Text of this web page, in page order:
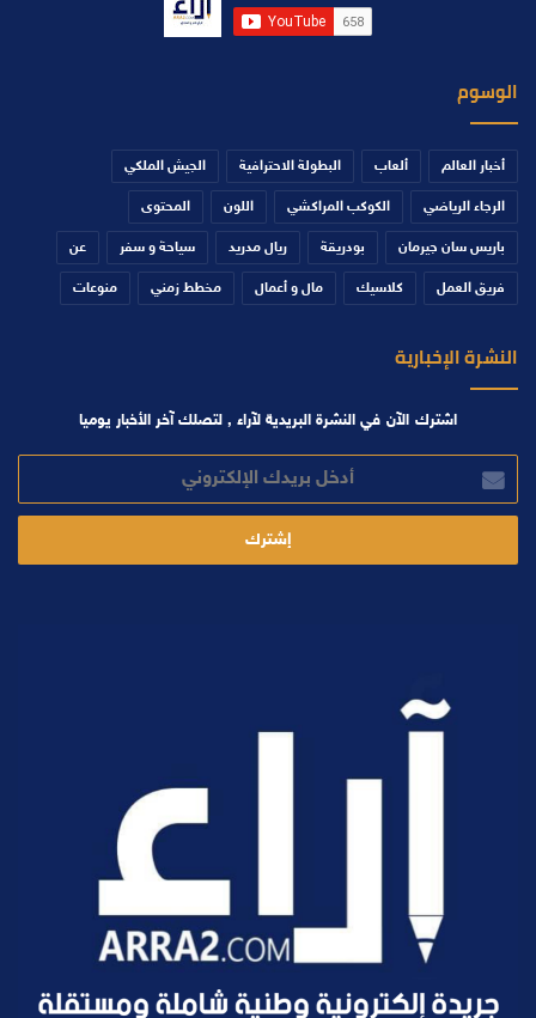
الوسوم
أخبار العالم ألعاب البطولة الاحترافية الجيش الملكي
الرجاء الرياضي الكوكب المراكشي اللون المحتوى
باريس سان جيرمان بودريقة ريال مدريد سياحة و سفر عن
فريق العمل كلاسيك مال و أعمال مخطط زمني منوعات
النشرة الإخبارية
اشترك الآن في النشرة البريدية لآراء , لتصلك آخر الأخبار يوميا
أدخل
بريدك
الإلكتروني